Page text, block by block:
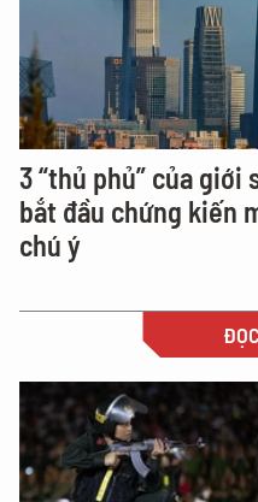
3 “thủ phủ” của giới
bắt đầu chứng kiến
chú ý